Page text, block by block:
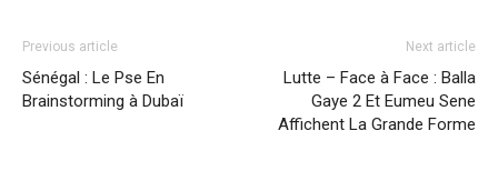
Previous article
Sénégal : Le Pse En
Brainstorming à Dubaï
Next article
Lutte – Face à Face : Balla
Gaye 2 Et Eumeu Sene
Affichent La Grande Forme